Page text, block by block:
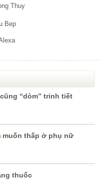
“dòm” trinh tiết
muốn thấp ở phụ nữ
thuốc